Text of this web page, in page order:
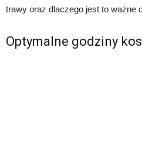
trawy oraz dlaczego jest to ważne
Optymalne godziny